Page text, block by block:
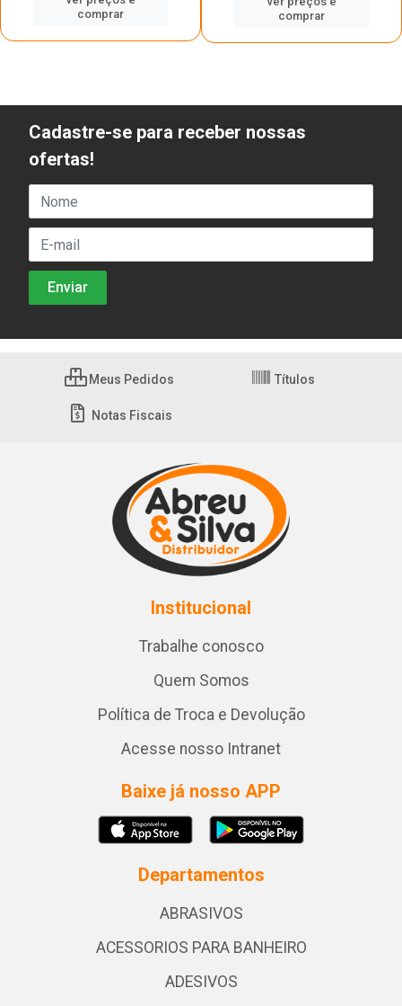
comprar
comprar
Cadastre-se para receber nossas
ofertas!
Meus Pedidos Títulos
Notas Fiscais
Institucional
Trabalhe conosco
Quem Somos
Política de Troca e Devolução
Acesse nosso Intranet
Baixe já nosso APP
Departamentos
ABRASIVOS
ACESSORIOS PARA BANHEIRO
ADESIVOS